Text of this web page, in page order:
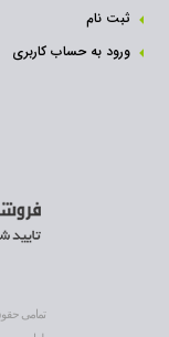
ثبت نام‌
ورود به حساب کاربری
تمامی